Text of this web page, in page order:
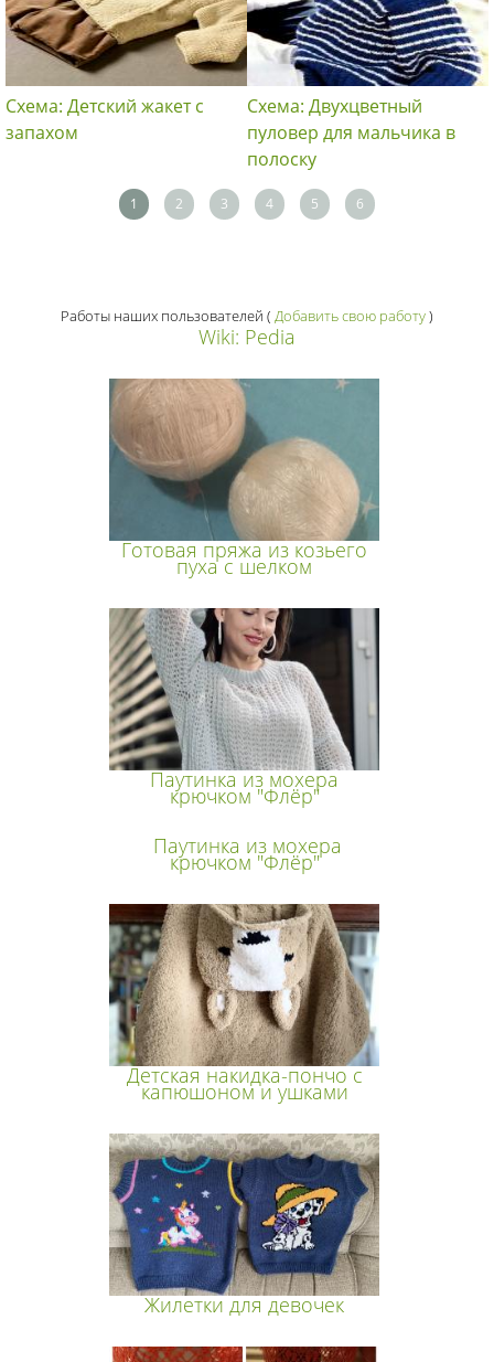
Схема: Детский жакет с
запахом
Схема: Двухцветный
пуловер для мальчика в
полоску
1 2 3 4 5 6
Работы наших пользователей ( Добавить свою работу)
Wiki: Pedia
Готовая пряжа из козьего
пуха с шелком
Паутинка из мохера
крючком "Флёр"
Паутинка из мохера
крючком "Флёр"
Детская накидка-пончо с
капюшоном и ушками
Жилетки для девочек